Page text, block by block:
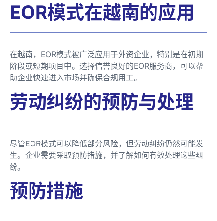
EOR模式在越南的应用
在越南，EOR模式被广泛应用于外资企业，特别是在初期
阶段或短期项目中。选择信誉良好的EOR服务商，可以帮
助企业快速进入市场并确保合规用工。
劳动纠纷的预防与处理
尽管EOR模式可以降低部分风险，但劳动纠纷仍然可能发
生。企业需要采取预防措施，并了解如何有效处理这些纠
纷。
预防措施